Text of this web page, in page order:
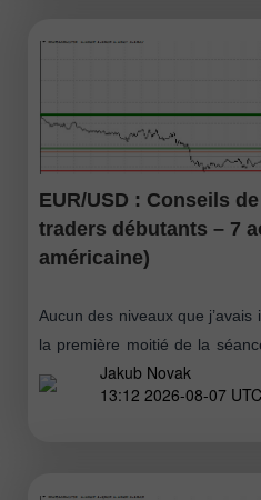
EUR/USD : Conseils
traders débutants – 7
américaine)
Aucun des niveaux que
la première moitié de la
une pause avant la
Jakub Novak
13:12 2026-08-07